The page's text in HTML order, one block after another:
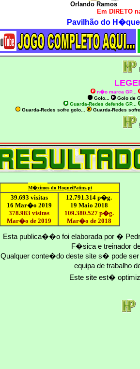
Orlando Ramos
Em DIRETO
Pavilhão do
n�o marca GP...
Golo...
Golo de
Guarda-Redes defende GP...
Guarda-Redes sofre golo...
Guarda-Redes
M�ximos do HoqueiPatins.pt
39.693 visitas
16 Mar�o 2019
378.983 visitas
Mar�o de 2019
12.791.314 p�g.
19 Maio 2018
109.380.527p�g.
Mar�o de 2018
Esta publica��o foi elaborada por �
F�sica e treinador
Qualquer conte�do deste site s� pode
equipa de trabalho
Este site est�